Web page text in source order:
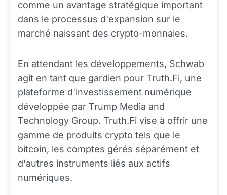
comme un avantage stratégique important
dans le processus d'expansion sur le
marché naissant des crypto-monnaies.
En attendant les développements, Schwab
agit en tant que gardien pour Truth.Fi, une
plateforme d'investissement numérique
développée par Trump Media and
Technology Group. Truth.Fi vise à offrir une
gamme de produits crypto tels que le
bitcoin, les comptes gérés séparément et
d'autres instruments liés aux actifs
numériques.